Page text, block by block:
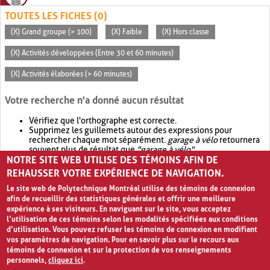
TOUTES LES FICHES (0)
(X) Grand groupe (> 100) (X) Faible (X) Hors classe
(X) Activités développées (Entre 30 et 60 minutes)
(X) Activités élaborées (> 60 minutes)
Votre recherche n'a donné aucun résultat
Vérifiez que l'orthographe est correcte.
Supprimez les guillemets autour des expressions pour
rechercher chaque mot séparément. garage à véloretournera
souvent plus de résultat que"garage à vélo".
Envisagez d'élargir votre recherche avec OR.garage OR vélo
retournera souvent plus de résultat quegarage à vélo
NOTRE SITE WEB UTILISE DES TÉMOINS AFIN DE
REHAUSSER VOTRE EXPÉRIENCE DE NAVIGATION.
Le site web de Polytechnique Montréal utilise des témoins de connexion
afin de recueillir des statistiques générales et offrir une meilleure
expérience à ses visiteurs. En naviguant sur le site, vous acceptez
l’utilisation de ces témoins selon les modalités spécifiées aux conditions
d’utilisation. Vous pouvez refuser les témoins de connexion en modifiant
vos paramètres de navigation. Pour en savoir plus sur le recours aux
témoins de connexion et sur la protection de vos renseignements
personnels,cliquez ici.